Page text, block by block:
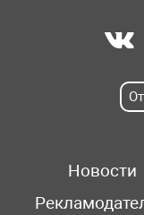
Новости